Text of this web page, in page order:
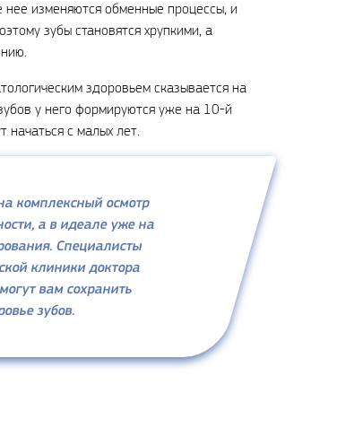
нее изменяются обменные процессы, и
зубы становятся хрупкими, а
здоровьем сказывается на
у него формируются уже на 10-й
начаться с малых лет.
комплексный осмотр
а в идеале уже на
Специалисты
клиники доктора
вам сохранить
зубов.